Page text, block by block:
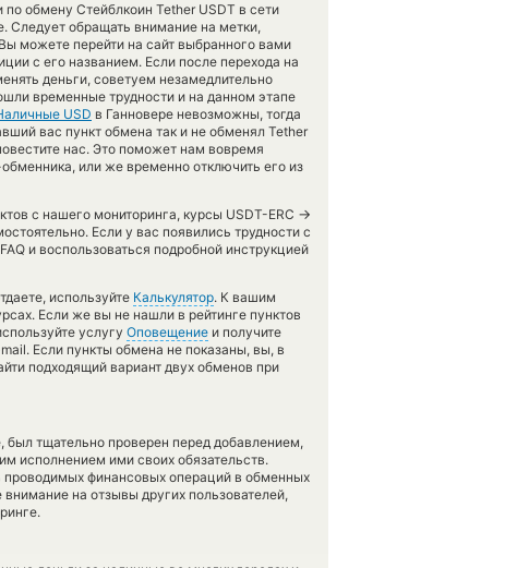
обмену Стейблкоин Tether USDT в сети
обращать внимание на метки,
можете перейти на сайт выбранного вами
с его названием. Если после перехода на
деньги, советуем незамедлительно
временные трудности и на данном этапе
USD в Ганновере невозможны, тогда
вас пункт обмена так и не обменял Tether
нас. Это поможет нам вовремя
или же временно отключить его из
с нашего мониторинга, курсы USDT-ERC →
Если у вас появились трудности с
и воспользоваться подробной инструкцией
используйте Калькулятор. К вашим
Если же вы не нашли в рейтинге пунктов
услугу Оповещение и получите
Если пункты обмена не показаны, вы, в
подходящий вариант двух обменов при
тщательно проверен перед добавлением,
исполнением ими своих обязательств.
проводимых финансовых операций в обменных
на отзывы других пользователей,